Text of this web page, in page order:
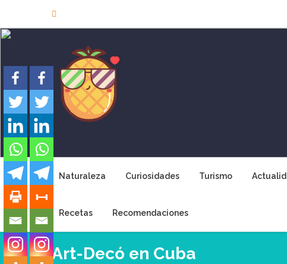
content
Naturaleza Curiosidades Turismo
Recetas Recomendaciones
Art-Decó en Cuba